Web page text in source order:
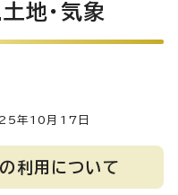
地・気象
年10月17日
利用について